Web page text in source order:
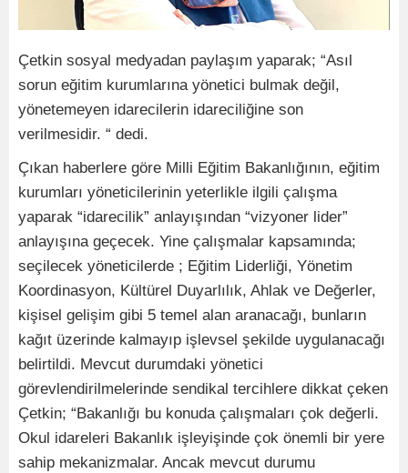
Çetkin sosyal medyadan paylaşım yaparak; “Asıl
sorun eğitim kurumlarına yönetici bulmak değil,
yönetemeyen idarecilerin idareciliğine son
verilmesidir. “ dedi.
Çıkan haberlere göre Milli Eğitim Bakanlığının, eğitim
kurumları yöneticilerinin yeterlikle ilgili çalışma
yaparak “idarecilik” anlayışından “vizyoner lider”
anlayışına geçecek. Yine çalışmalar kapsamında;
seçilecek yöneticilerde ; Eğitim Liderliği, Yönetim
Koordinasyon, Kültürel Duyarlılık, Ahlak ve Değerler,
kişisel gelişim gibi 5 temel alan aranacağı, bunların
kağıt üzerinde kalmayıp işlevsel şekilde uygulanacağı
belirtildi. Mevcut durumdaki yönetici
görevlendirilmelerinde sendikal tercihlere dikkat çeken
Çetkin; “Bakanlığı bu konuda çalışmaları çok değerli.
Okul idareleri Bakanlık işleyişinde çok önemli bir yere
sahip mekanizmalar. Ancak mevcut durumu